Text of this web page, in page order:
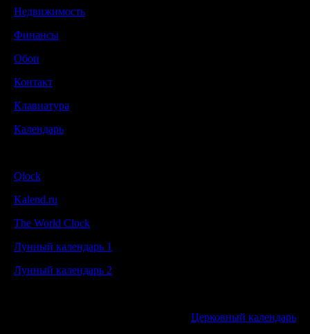
Недвижимость
Финансы
Обои
Контакт
Клавиатура
Календарь
Qlock
Kalend.ru
The World Clock
Лунный календарь 1
Лунный календарь 2
Церковный календарь